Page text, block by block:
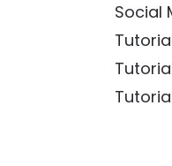
Social